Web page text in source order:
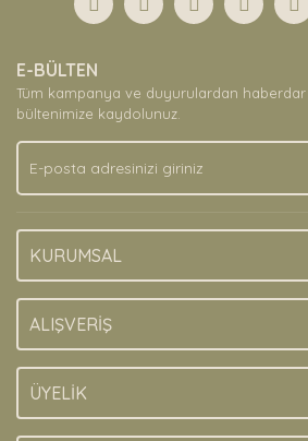
Yorum Yaz
Ürün açıklamasında eksik bilgiler
Ürün bilgilerinde hatalar bulunuyor.
Ürün fiyatı diğer sitelerden daha
Bu ürüne benzer farklı alternatifler
E-BÜLTEN
Tüm kampanya ve duyurulardan
bültenimize kaydolunuz.
KURUMSAL
ALIŞVERİŞ
ÜYELİK